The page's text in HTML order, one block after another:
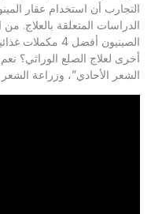
الصينيون أفضل
أخرى لعلاج الصلع الوراثي؟
الشعر الأحادي”، وزراعة